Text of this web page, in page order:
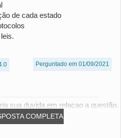
de cada estado
Perguntado em 01/09/2021
COMPLETA
sua duvida em relaçao a questão.